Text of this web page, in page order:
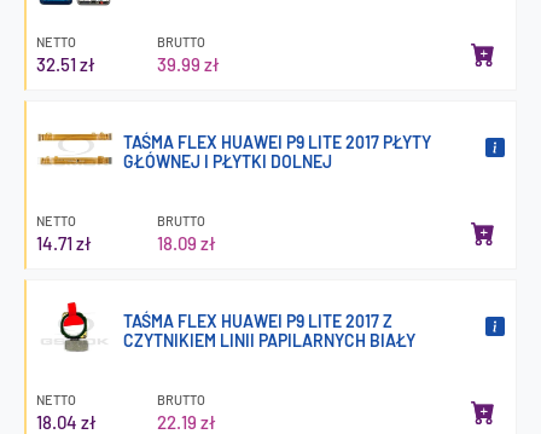
NETTO
32.51 zł
BRUTTO
39.99 zł
TAŚMA FLEX HUAWEI P9 LITE 2017 PŁYTY
GŁÓWNEJ I PŁYTKI DOLNEJ
NETTO
14.71 zł
BRUTTO
18.09 zł
TAŚMA FLEX HUAWEI P9 LITE 2017 Z
CZYTNIKIEM LINII PAPILARNYCH BIAŁY
NETTO
18.04 zł
BRUTTO
22.19 zł